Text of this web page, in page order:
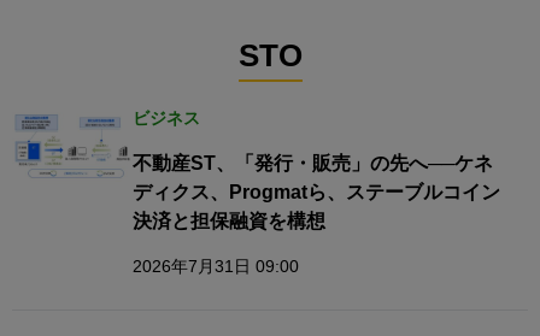
STO
ビジネス
不動産ST、「発行・販売」の先へ──ケネ
ディクス、Progmatら、ステーブルコイン
決済と担保融資を構想
2026年7月31日 09:00